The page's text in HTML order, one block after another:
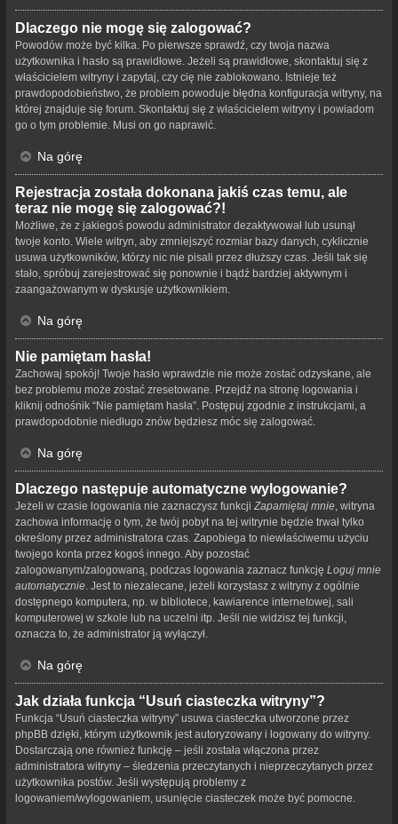
Dlaczego nie mogę się zalogować?
Powodów może być kilka. Po pierwsze sprawdź, czy twoja nazwa
użytkownika i hasło są prawidłowe. Jeżeli są prawidłowe, skontaktuj się z
właścicielem witryny i zapytaj, czy cię nie zablokowano. Istnieje też
prawdopodobieństwo, że problem powoduje błędna konfiguracja witryny, na
której znajduje się forum. Skontaktuj się z właścicielem witryny i powiadom
go o tym problemie. Musi on go naprawić.
Na górę
Rejestracja została dokonana jakiś czas temu, ale
teraz nie mogę się zalogować?!
Możliwe, że z jakiegoś powodu administrator dezaktywował lub usunął
twoje konto. Wiele witryn, aby zmniejszyć rozmiar bazy danych, cyklicznie
usuwa użytkowników, którzy nic nie pisali przez dłuższy czas. Jeśli tak się
stało, spróbuj zarejestrować się ponownie i bądź bardziej aktywnym i
zaangażowanym w dyskusje użytkownikiem.
Na górę
Nie pamiętam hasła!
Zachowaj spokój! Twoje hasło wprawdzie nie może zostać odzyskane, ale
bez problemu może zostać zresetowane. Przejdź na stronę logowania i
kliknij odnośnik “Nie pamiętam hasła”. Postępuj zgodnie z instrukcjami, a
prawdopodobnie niedługo znów będziesz móc się zalogować.
Na górę
Dlaczego następuje automatyczne wylogowanie?
Jeżeli w czasie logowania nie zaznaczysz funkcji Zapamiętaj mnie , witryna
zachowa informację o tym, że twój pobyt na tej witrynie będzie trwał tylko
określony przez administratora czas. Zapobiega to niewłaściwemu użyciu
twojego konta przez kogoś innego. Aby pozostać
zalogowanym/zalogowaną, podczas logowania zaznacz funkcję Loguj mnie
automatycznie . Jest to niezalecane, jeżeli korzystasz z witryny z ogólnie
dostępnego komputera, np. w bibliotece, kawiarence internetowej, sali
komputerowej w szkole lub na uczelni itp. Jeśli nie widzisz tej funkcji,
oznacza to, że administrator ją wyłączył.
Na górę
Jak działa funkcja “Usuń ciasteczka witryny”?
Funkcja “Usuń ciasteczka witryny” usuwa ciasteczka utworzone przez
phpBB dzięki, którym użytkownik jest autoryzowany i logowany do witryny.
Dostarczają one również funkcję – jeśli została włączona przez
administratora witryny – śledzenia przeczytanych i nieprzeczytanych przez
użytkownika postów. Jeśli występują problemy z
logowaniem/wylogowaniem, usunięcie ciasteczek może być pomocne.